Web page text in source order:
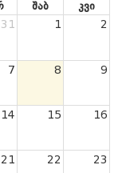
შაბ
კვი
31 1 2
7 8 9
14 15 16
21 22 23